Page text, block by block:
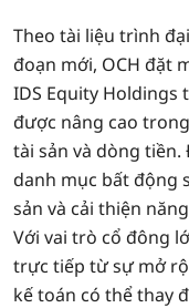
Theo tài liệu trình
đoạn mới, OCH đặt
IDS Equity Holdings
được nâng cao
tài sản và dòng
danh mục bất động
sản và cải thiện
Với vai trò cổ đông
trực tiếp từ sự mở
kế toán có thể thay